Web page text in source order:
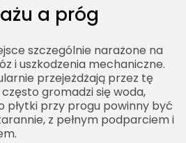
Internetu Wszelkie prawa
umieszczone na stronie
prawem autorskim.
a próg
szczególnie narażone na
i uszkodzenia mechaniczne.
przejeżdżają przez tę
gromadzi się woda,
płytki przy progu powinny być
z pełnym podparciem i